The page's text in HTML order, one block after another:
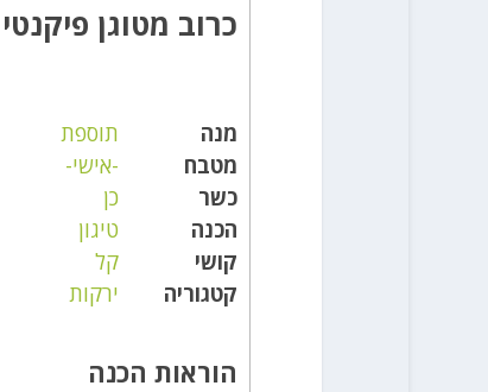
כרוב מטוגן פיקנטי
מנה
תוספת
מטבח
-אישי-
כשר
כן
הכנה
טיגון
קושי
קל
קטגוריה
ירקות
הוראות הכנה